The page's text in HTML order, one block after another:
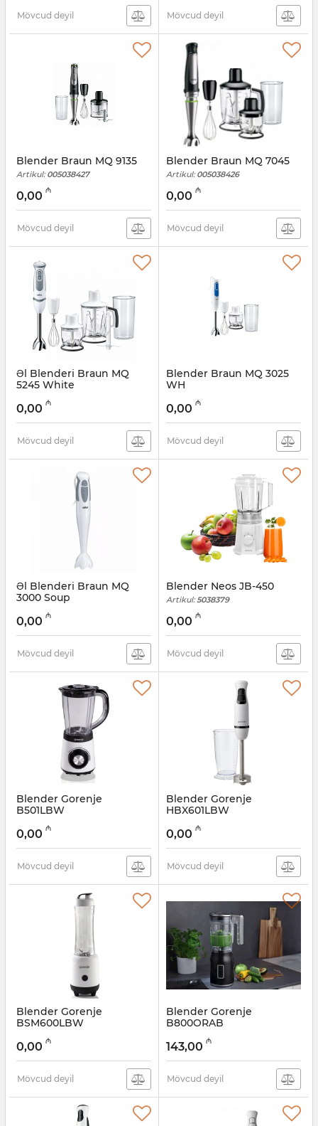
Mövcud deyil Mövcud deyil
Blender Braun MQ 9135
Artikul: 005038427
0,00 ₼
Mövcud deyil
Blender Braun MQ 7045
Artikul: 005038426
0,00 ₼
Mövcud deyil
Əl Blenderi Braun MQ
5245 White
005038425
0,00 ₼
Mövcud deyil
Blender Braun MQ 3025
WH
005038424
0,00 ₼
Mövcud deyil
Əl Blenderi Braun MQ
3000 Soup
005038423
0,00 ₼
Mövcud deyil
Blender Neos JB-450
Artikul: 5038379
0,00 ₼
Mövcud deyil
Blender Gorenje
B501LBW
005038339
0,00 ₼
Mövcud deyil
Blender Gorenje
HBX601LBW
005038338
0,00 ₼
Mövcud deyil
Blender Gorenje
BSM600LBW
005038323
0,00 ₼
Mövcud deyil
Blender Gorenje
B800ORAB
005038305
143,00 ₼
Mövcud deyil